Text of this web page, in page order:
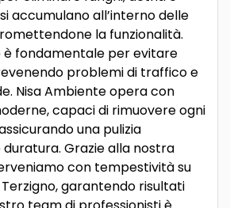
accumulano all’interno delle
la funzionalità.
è fondamentale per evitare
problemi di traffico e
Nisa Ambiente opera con
capaci di rimuovere ogni
una pulizia
Grazie alla nostra
con tempestività su
garantendo risultati